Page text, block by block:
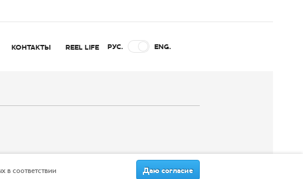
КОНТАКТЫ REEL LIFE РУС. ENG.
Даю согласие
в соответствии